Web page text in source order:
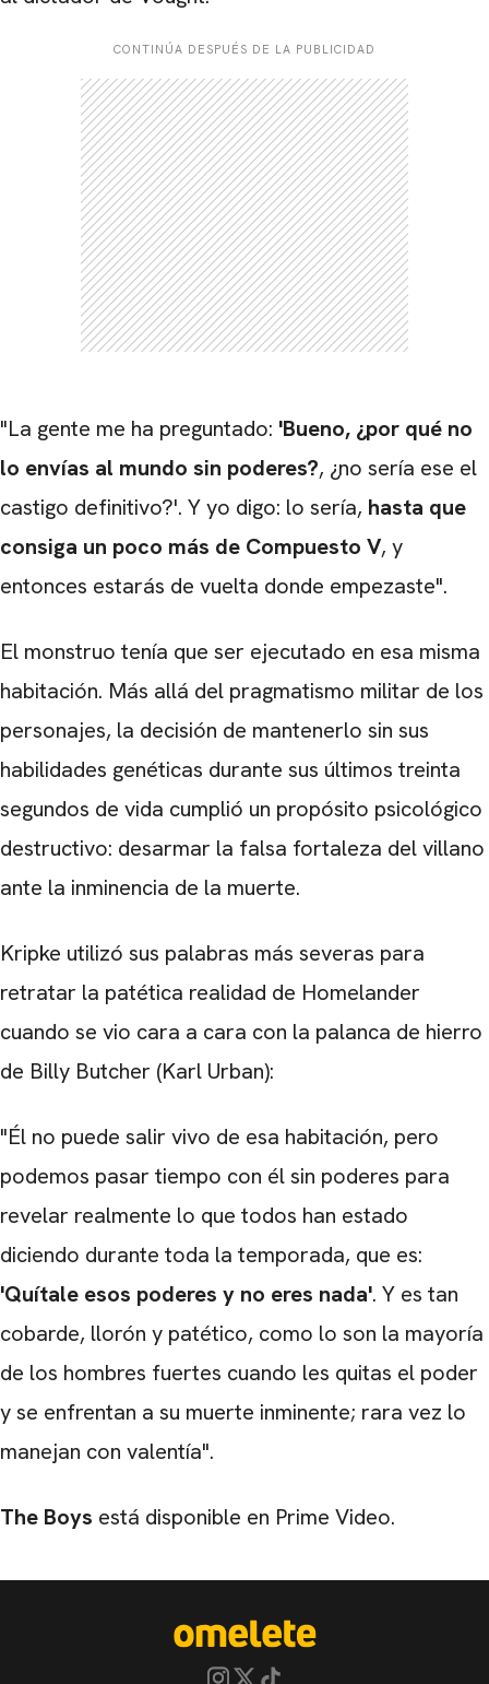
CONTINÚA DESPUÉS DE LA PUBLICIDAD
"La gente me ha preguntado: 'Bueno, ¿por qué no
lo envías al mundo sin poderes?, ¿no sería ese el
castigo definitivo?'. Y yo digo: lo sería, hasta que
consiga un poco más de Compuesto V, y
entonces estarás de vuelta donde empezaste".
El monstruo tenía que ser ejecutado en esa misma
habitación. Más allá del pragmatismo militar de los
personajes, la decisión de mantenerlo sin sus
habilidades genéticas durante sus últimos treinta
segundos de vida cumplió un propósito psicológico
destructivo: desarmar la falsa fortaleza del villano
ante la inminencia de la muerte.
Kripke utilizó sus palabras más severas para
retratar la patética realidad de Homelander
cuando se vio cara a cara con la palanca de hierro
de Billy Butcher (Karl Urban):
"Él no puede salir vivo de esa habitación, pero
podemos pasar tiempo con él sin poderes para
revelar realmente lo que todos han estado
diciendo durante toda la temporada, que es:
'Quítale esos poderes y no eres nada'. Y es tan
cobarde, llorón y patético, como lo son la mayoría
de los hombres fuertes cuando les quitas el poder
y se enfrentan a su muerte inminente; rara vez lo
manejan con valentía".
The Boys está disponible en Prime Video.
CARREGANDO PUBLICIDADE